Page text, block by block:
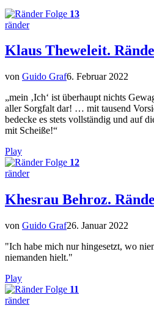
Folge 13
ränder
Klaus Theweleit.
von Guido Graf6. Februar 2022
„mein ‚Ich‘ ist überhaupt nichts
aller Sorgfalt dar! … mit tausend
bedecke es stets vollständig und auf
mit Scheiße!“
Play
Folge 12
ränder
Khesrau Behroz.
von Guido Graf26. Januar 2022
"Ich habe mich nur hingesetzt, wo
niemanden hielt."
Play
Folge 11
ränder